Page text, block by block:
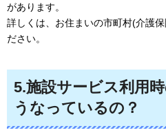
があります。
詳しくは、お住まいの市町村(介護
ださい。
5.施設サービス利用
うなっているの？